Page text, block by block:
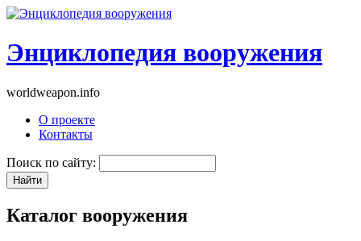
Энциклопедия вооружения
worldweapon.info
О проекте
Контакты
Поиск по сайту:
Каталог вооружения